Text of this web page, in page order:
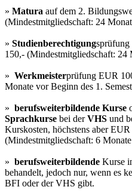
» Matura auf dem 2.
(Mindestmitgliedschaft: 24
» Studienberechtigungsprüfung
150,- (Mindestmitgliedschaft: 24
» Werkmeisterprüfung EUR
Monate vor Beginn des 1.
» berufsweiterbildende Kurse
Sprachkurse bei derVHS und
Kurskosten, höchstens aber
(Mindestmitgliedschaft: 6
» berufsweiterbildende Kurse
behandelt, jedoch nur, wenn es
BFI oder der VHS gibt.